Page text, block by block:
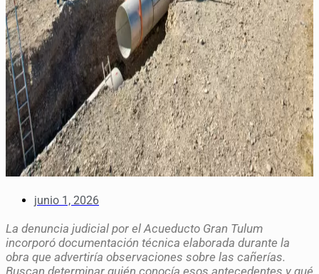
junio 1, 2026
La denuncia judicial por el Acueducto Gran Tulum
incorporó documentación técnica elaborada durante la
obra que advertiría observaciones sobre las cañerías.